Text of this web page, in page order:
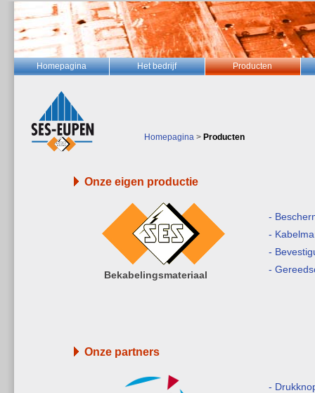
Homepagina Het bedrijf Producten
Homepagina > Producten
Onze eigen productie
Bekabelingsmateriaal
-
-
-
-
Onze partners
-